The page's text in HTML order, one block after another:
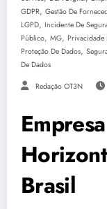
GDPR, Gestão De
LGPD, Incidente De
Público, MG, Privacidade
Proteção De Dados,
De Dados
Redação OT3N
Brasil